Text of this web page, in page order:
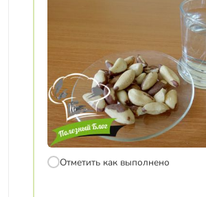
Отметить как выполнено